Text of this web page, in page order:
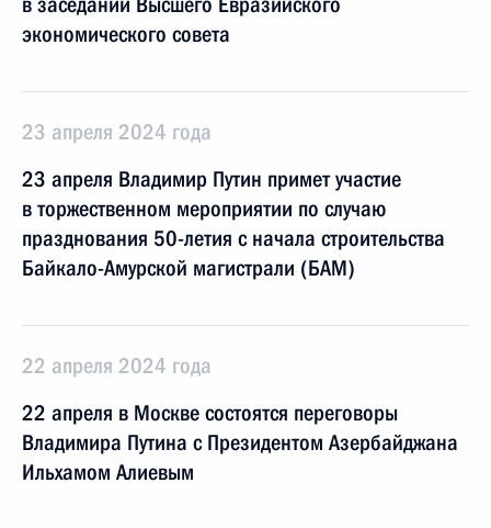
экономического совета
23 апреля 2024 года
23 апреля Владимир Путин примет участие
в торжественном мероприятии по случаю
празднования 50-летия с начала строительства
Байкало-Амурской магистрали (БАМ)
22 апреля 2024 года
22 апреля в Москве состоятся переговоры
Владимира Путина с Президентом Азербайджана
Ильхамом Алиевым